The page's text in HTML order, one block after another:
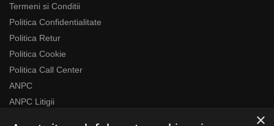
Termeni si Conditii
Politica Confidentialitate
Politica Retur
Politica Cookie
Politica Call Center
ANPC
ANPC Litigii
×